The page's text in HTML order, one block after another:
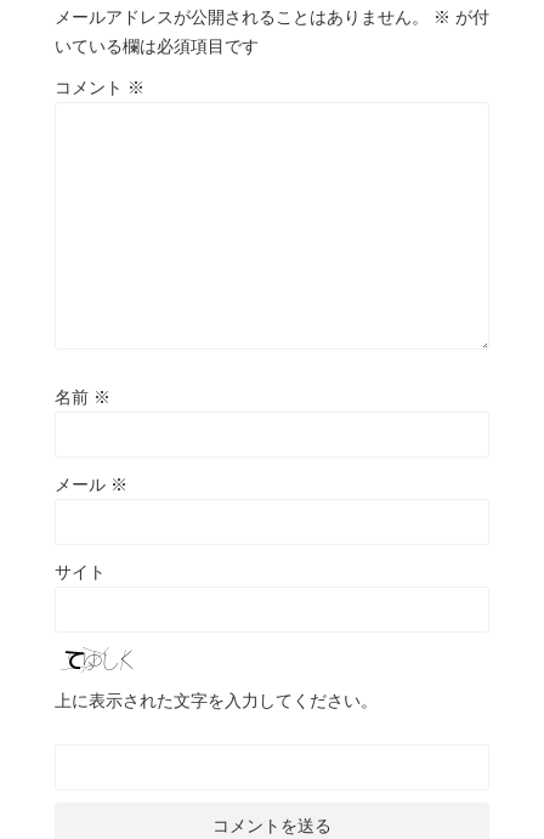
メールアドレスが公開されることはありません。 ※ が付
いている欄は必須項目です
コメント ※
名前 ※
メール ※
サイト
上に表示された文字を入力してください。